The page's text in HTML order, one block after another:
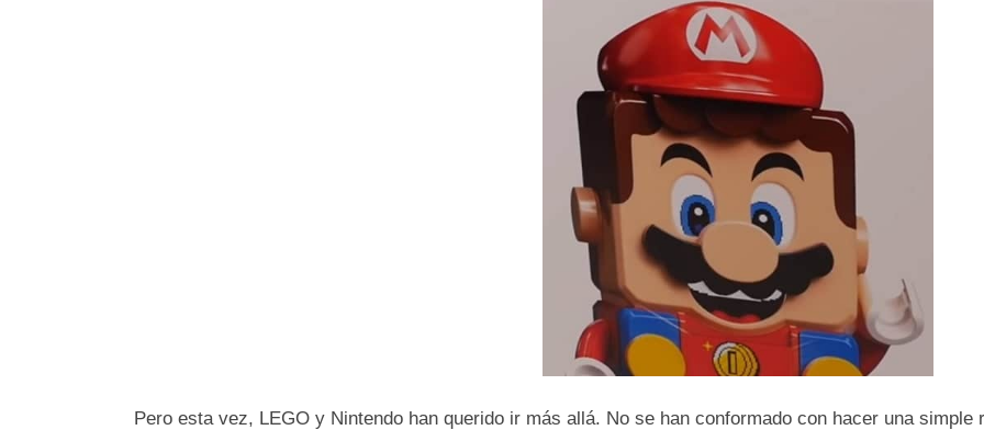
Pero esta vez, LEGO y Nintendo han querido ir más allá. No se han conformado con hacer una